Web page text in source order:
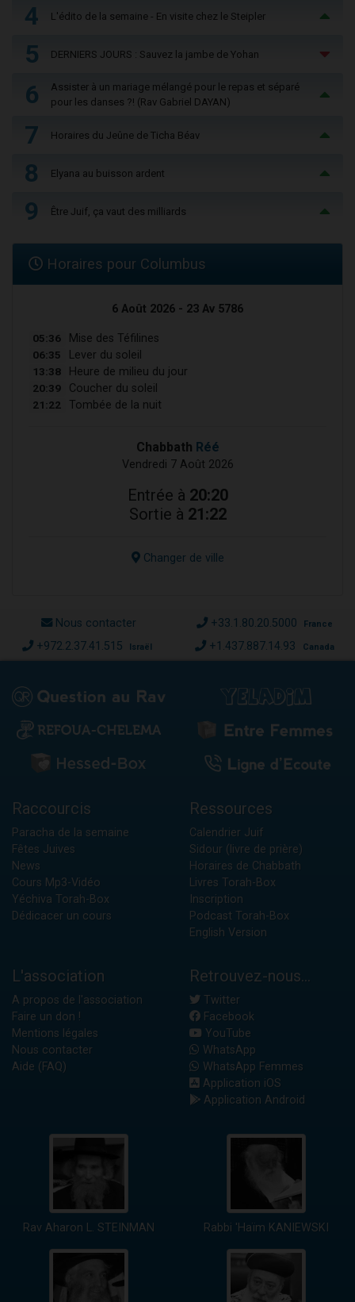
4 L'édito de la semaine - En visite chez le Steipler
5 DERNIERS JOURS : Sauvez la jambe de Yohan
6
Assister à un mariage mélangé pour le repas et séparé
pour les danses ?! (Rav Gabriel DAYAN)
7 Horaires du Jeûne de Ticha Béav
8 Elyana au buisson ardent
9 Être Juif, ça vaut des milliards
Horaires pour Columbus
6 Août 2026 - 23 Av 5786
05:36 Mise des Téfilines
06:35 Lever du soleil
13:38 Heure de milieu du jour
20:39 Coucher du soleil
21:22 Tombée de la nuit
Chabbath Réé
Vendredi 7 Août 2026
Entrée à 20:20
Sortie à 21:22
Changer de ville
Nous contacter +33.1.80.20.5000 France
+972.2.37.41.515 Israël +1.437.887.14.93 Canada
Raccourcis
Paracha de la semaine
Fêtes Juives
News
Cours Mp3-Vidéo
Yéchiva Torah-Box
Dédicacer un cours
Ressources
Calendrier Juif
Sidour (livre de prière)
Horaires de Chabbath
Livres Torah-Box
Inscription
Podcast Torah-Box
English Version
L'association
A propos de l'association
Faire un don !
Mentions légales
Nous contacter
Aide (FAQ)
Retrouvez-nous...
Twitter
Facebook
YouTube
WhatsApp
WhatsApp Femmes
Application iOS
Application Android
Rav Aharon L. STEINMAN Rabbi 'Haïm KANIEWSKI